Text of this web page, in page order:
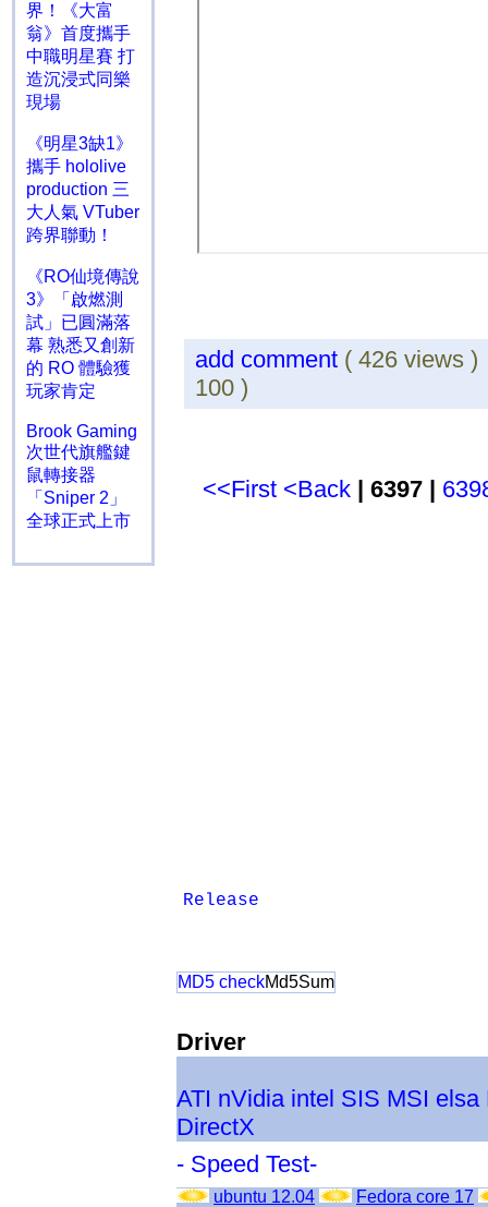
界！《大富
翁》首度攜手
中職明星賽 打
造沉浸式同樂
現場
《明星3缺1》
攜手 hololive
production 三
大人氣 VTuber
跨界聯動！
《RO仙境傳說
3》「啟燃測
試」已圓滿落
幕 熟悉又創新
的 RO 體驗獲
玩家肯定
Brook Gaming
次世代旗艦鍵
鼠轉接器
「Sniper 2」
全球正式上市
add comment ( 426
100 )
<<First <Back | 6397 |
Release
MD5 checkMd5Sum
Driver
ATI nVidia intel SIS MSI elsa
DirectX
- Speed Test-
ubuntu 12.04 Fedora core 17